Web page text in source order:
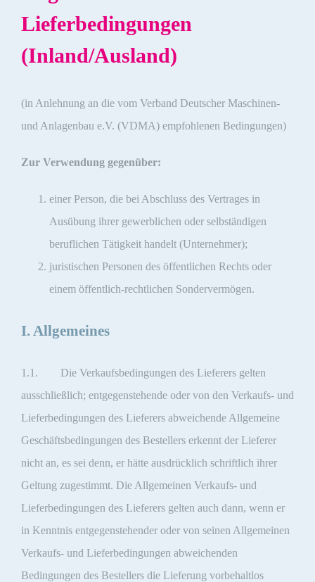
Lieferbedingungen
(Inland/Ausland)
(in Anlehnung an die vom Verband Deutscher Maschinen-
und Anlagenbau e.V. (VDMA) empfohlenen Bedingungen)
Zur Verwendung gegenüber:
einer Person, die bei Abschluss des Vertrages in
Ausübung ihrer gewerblichen oder selbständigen
beruflichen Tätigkeit handelt (Unternehmer);
juristischen Personen des öffentlichen Rechts oder
einem öffentlich-rechtlichen Sondervermögen.
I. Allgemeines
1.1. Die Verkaufsbedingungen des Lieferers gelten
ausschließlich; entgegenstehende oder von den Verkaufs- und
Lieferbedingungen des Lieferers abweichende Allgemeine
Geschäftsbedingungen des Bestellers erkennt der Lieferer
nicht an, es sei denn, er hätte ausdrücklich schriftlich ihrer
Geltung zugestimmt. Die Allgemeinen Verkaufs- und
Lieferbedingungen des Lieferers gelten auch dann, wenn er
in Kenntnis entgegenstehender oder von seinen Allgemeinen
Verkaufs- und Lieferbedingungen abweichenden
Bedingungen des Bestellers die Lieferung vorbehaltlos